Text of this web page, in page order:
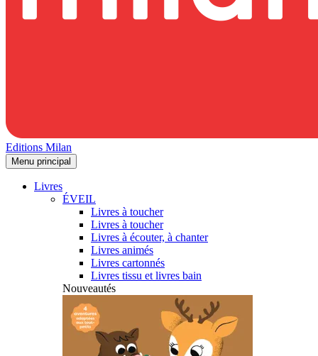
Editions Milan
Menu principal
Livres
ÉVEIL
Livres à toucher
Livres à toucher
Livres à écouter, à chanter
Livres animés
Livres cartonnés
Livres tissu et livres bain
Nouveautés